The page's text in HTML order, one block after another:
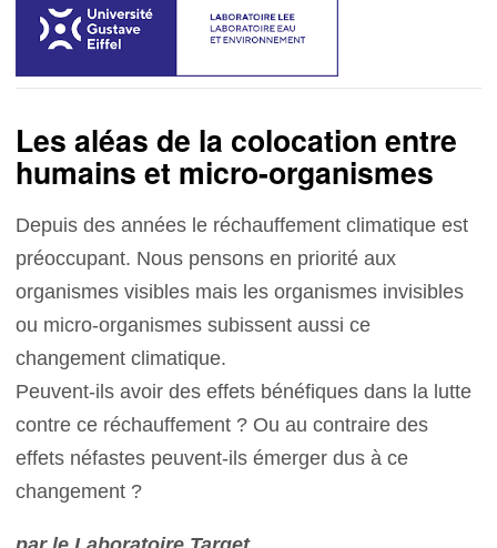
Les aléas de la colocation entre
humains et micro-organismes
Depuis des années le réchauffement climatique est
préoccupant. Nous pensons en priorité aux
organismes visibles mais les organismes invisibles
ou micro-organismes subissent aussi ce
changement climatique.
Peuvent-ils avoir des effets bénéfiques dans la lutte
contre ce réchauffement ? Ou au contraire des
effets néfastes peuvent-ils émerger dus à ce
changement ?